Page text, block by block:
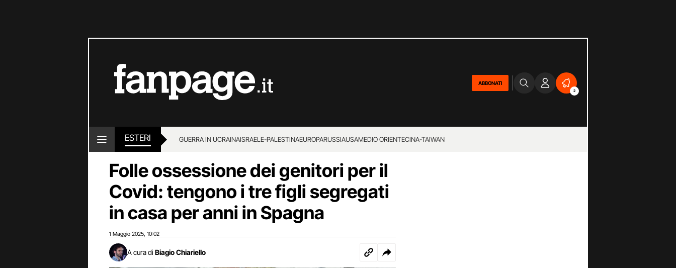
ABBONATI
2
ESTERI GUERRA IN UCRAINAISRAELE-PALESTINAEUROPARUSSIAUSAMEDIO ORIENTECINA-TAIWAN
Folle ossessione dei genitori per il
Covid: tengono i tre figli segregati
in casa per anni in Spagna
1 Maggio 2025 10:02
A cura di Biagio Chiariello